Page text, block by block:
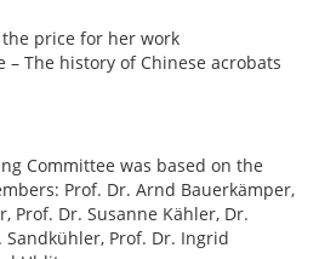
price for her work
– The history of Chinese acrobats
Committee was based on the
Prof. Dr. Arnd Bauerkämper,
Prof. Dr. Susanne Kähler, Dr.
Sandkühler, Prof. Dr. Ingrid